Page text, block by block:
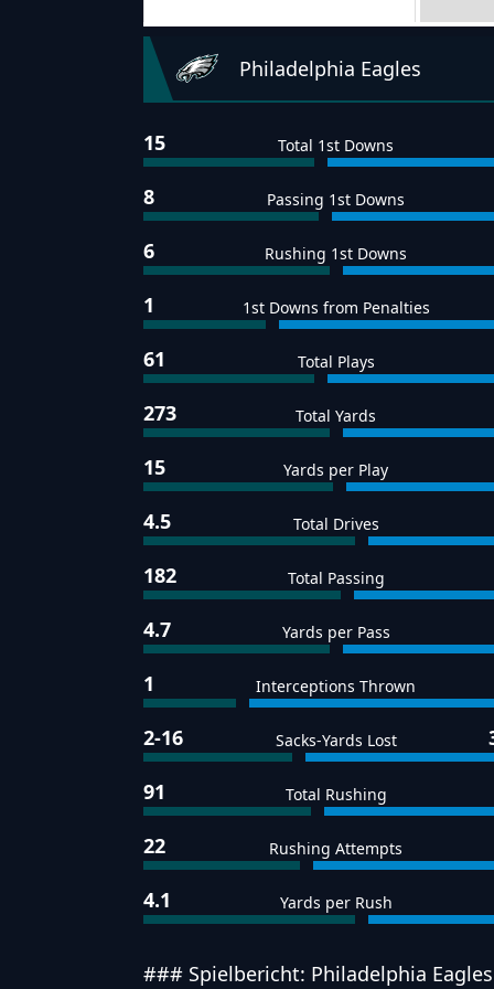
Philadelphia Eagles
15 Total 1st Downs
8 Passing 1st Downs
6 Rushing 1st Downs
1 1st Downs from Penalties
61 Total Plays
273 Total Yards
15 Yards per Play
4.5 Total Drives
182 Total Passing
4.7 Yards per Pass
1 Interceptions Thrown
2-16 Sacks-Yards Lost
91 Total Rushing
22 Rushing Attempts
4.1 Yards per Rush
### Spielbericht: Philadelphia